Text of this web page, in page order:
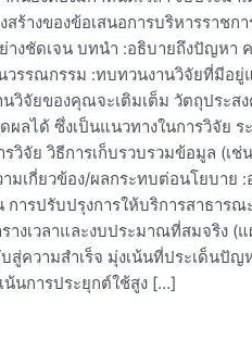
ร้างของข้อเสนอการบริหารราชก
างชัดเจน บทนำ :อธิบายถึงปัญหา
รรณกรรม :ทบทวนงานวิจัยที่มีอยู่
นวิจัยของคุณจะเติมเต็ม วัตถุประส
ลได้ ซึ่งเป็นแนวทางในการวิจัย ร
วิจัย วิธีการเก็บรวบรวมข้อมูล (เ
มเกี่ยวข้อง/ผลกระทบต่อนโยบาย :
ารปรับปรุงการให้บริการสาธาร
งเวลาและงบประมาณที่สมจริง (
ความสำเร็จ มุ่งเน้นที่ประเด็นปัญ
น้นการประยุกต์ใช้สูง […]